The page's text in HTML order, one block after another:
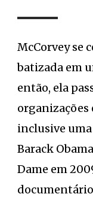
McCorvey se
batizada em
então, ela
organizações
inclusive
Barack
Dame em